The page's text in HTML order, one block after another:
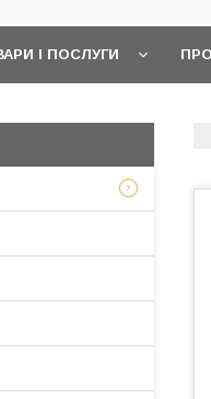
І ПОСЛУГИ